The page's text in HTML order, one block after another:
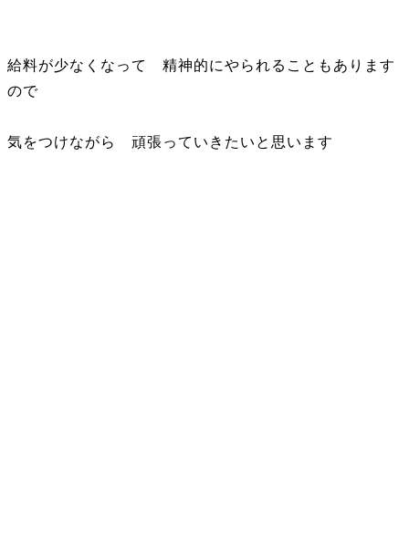
給料が少なくなって 精神的にやられることもあります
ので
気をつけながら 頑張っていきたいと思います